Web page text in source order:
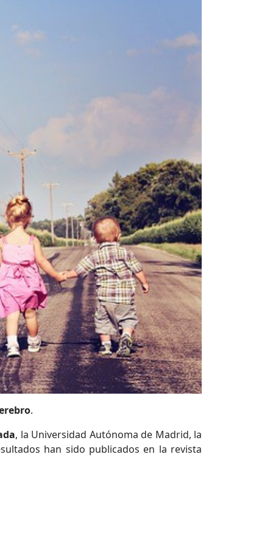
.
, la Universidad Autónoma de Madrid, la
han sido publicados en la revista